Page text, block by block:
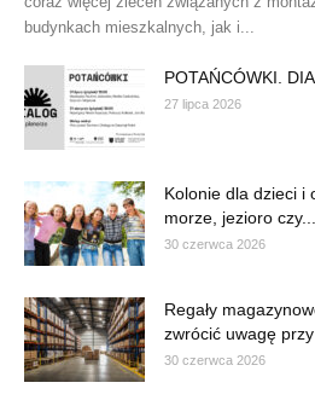
budynkach mieszkalnych, jak i...
POTAŃCÓWKI.
27 lipca 2026
Kolonie dla dzieci i
morze, jezioro czy...
30 czerwca 2026
Regały
zwrócić uwagę
30 czerwca 2026